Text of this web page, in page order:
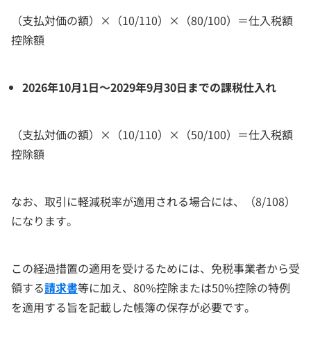
（支払対価の額）×（10/110）×（80/100）＝仕入税額
控除額
2026年10月1日～2029年9月30日までの課税仕入れ
（支払対価の額）×（10/110）×（50/100）＝仕入税額
控除額
なお、取引に軽減税率が適用される場合には、（8/108）
になります。
この経過措置の適用を受けるためには、免税事業者から受
領する請求書等に加え、80%控除または50%控除の特例
を適用する旨を記載した帳簿の保存が必要です。